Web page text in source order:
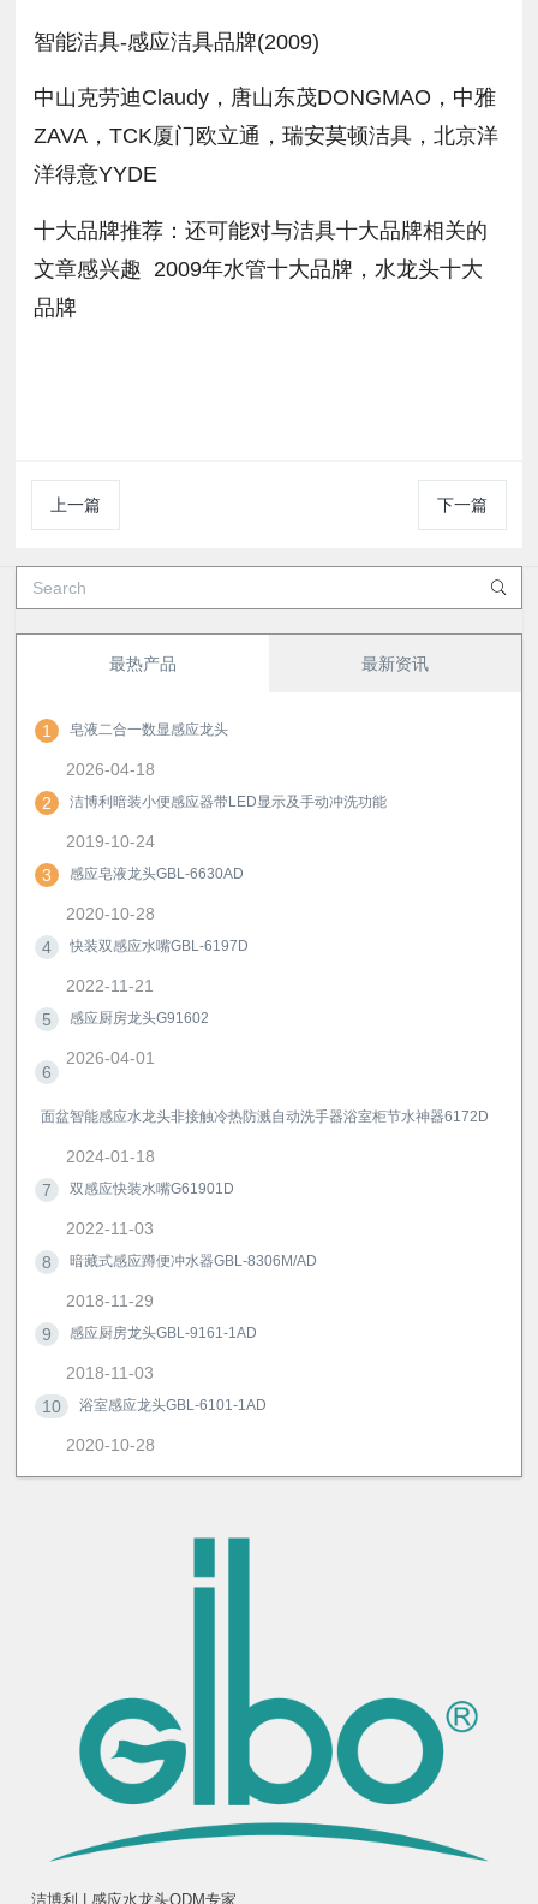
智能洁具-感应洁具品牌(2009)
中山克劳迪Claudy，唐山东茂DONGMAO，中雅
ZAVA，TCK厦门欧立通，瑞安莫顿洁具，北京洋
洋得意YYDE
十大品牌推荐：还可能对与洁具十大品牌相关的
文章感兴趣 2009年水管十大品牌，水龙头十大
品牌
上一篇 下一篇
最热产品 最新资讯
1 皂液二合一数显感应龙头
2026-04-18
2
洁博利暗装小便感应器带LED显示及手动冲洗功能
2019-10-24
3
感应皂液龙头GBL-6630AD
2020-10-28
4
快装双感应水嘴GBL-6197D
2022-11-21
5
感应厨房龙头G91602
2026-04-01
6
面盆智能感应水龙头非接触冷热防溅自动洗手器浴室柜节水神器6172D
2024-01-18
7
双感应快装水嘴G61901D
2022-11-03
8
暗藏式感应蹲便冲水器GBL-8306M/AD
2018-11-29
9
感应厨房龙头GBL-9161-1AD
2018-11-03
10
浴室感应龙头GBL-6101-1AD
2020-10-28
洁博利 | 感应水龙头ODM专家